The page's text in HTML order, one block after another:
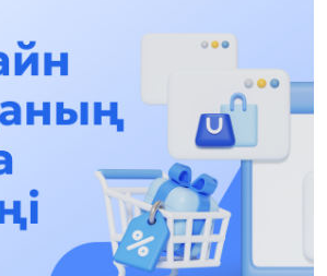
Думан Мұхаметкәрімді
ауыстыруы мүмкін
Руханиятқа қызмет